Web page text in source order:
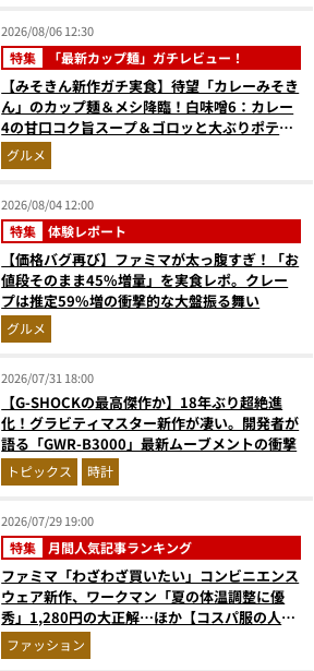
2026/08/06 12:30
特集 「最新カップ麺」ガチレビュー！
【みそきん新作ガチ実食】待望「カレーみそき
ん」のカップ麺＆メシ降臨！白味噌6：カレー
4の甘口コク旨スープ＆ゴロッと大ぶりポテト
に歓喜
グルメ
2026/08/04 12:00
特集 体験レポート
【価格バグ再び】ファミマが太っ腹すぎ！「お
値段そのまま45%増量」を実食レポ。クレー
プは推定59%増の衝撃的な大盤振る舞い
グルメ
2026/07/31 18:00
【G-SHOCKの最高傑作か】18年ぶり超絶進
化！グラビティマスター新作が凄い。開発者が
語る「GWR-B3000」最新ムーブメントの衝撃
トピックス 時計
2026/07/29 19:00
特集 月間人気記事ランキング
ファミマ「わざわざ買いたい」コンビニエンス
ウェア新作、ワークマン「夏の体温調整に優
秀」1,280円の大正解…ほか【コスパ服の人気
記事ランキングベスト3】（2026年6月版）
ファッション